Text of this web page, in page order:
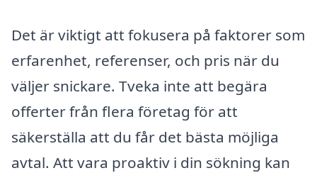
Det är viktigt att fokusera på faktorer som
erfarenhet, referenser, och pris när du
väljer snickare. Tveka inte att begära
offerter från flera företag för att
säkerställa att du får det bästa möjliga
avtal. Att vara proaktiv i din sökning kan